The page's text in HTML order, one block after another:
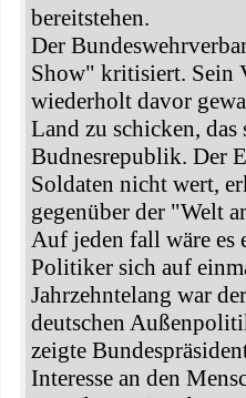
bereitstehen.
Der
Show" kritisiert. Sein
wiederholt davor
Land zu schicken, das
Budnesrepublik. Der
Soldaten nicht wert,
gegenüber der "Welt
Auf jeden fall wäre es
Politiker sich auf
Jahrzehntelang war
deutschen
zeigte
Interesse an den